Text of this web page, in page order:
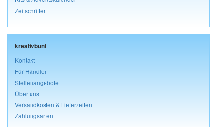
Zeitschriften
kreativbunt
Kontakt
Für Händler
Stellenangebote
Über uns
Versandkosten & Lieferzeiten
Zahlungsarten